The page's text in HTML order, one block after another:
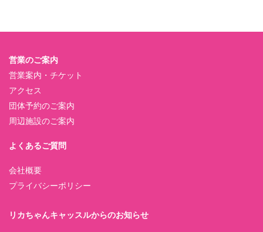
営業のご案内
営業案内・チケット
アクセス
団体予約のご案内
周辺施設のご案内
よくあるご質問
会社概要
プライバシーポリシー
リカちゃんキャッスルからのお知らせ